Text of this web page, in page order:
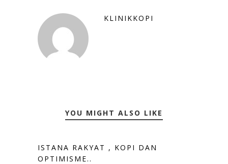
KLINIKKOPI
YOU MIGHT ALSO LIKE
ISTANA RAKYAT , KOPI DAN
OPTIMISME..